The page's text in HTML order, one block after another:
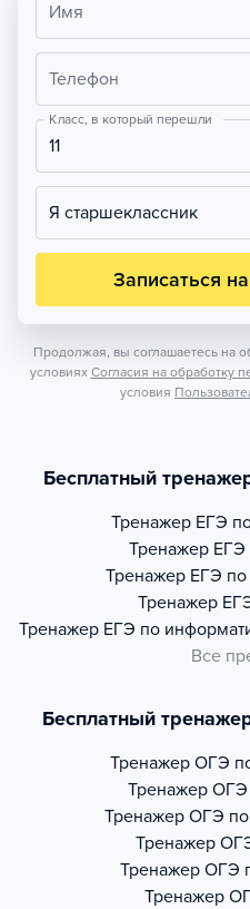
Имя
Телефон
Класс, в который перешли
11
Я старшеклассник
Записаться
Продолжая, вы соглашаетесь на
условиях Согласия на обработку
условия
Бесплатный
Тренажер ЕГЭ
Тренажер ЕГЭ
Тренажер ЕГЭ
Тренажер
Тренажер ЕГЭ по
Все
Бесплатный
Тренажер ОГЭ
Тренажер ОГЭ
Тренажер ОГЭ
Тренажер
Тренажер ОГЭ
Тренажер